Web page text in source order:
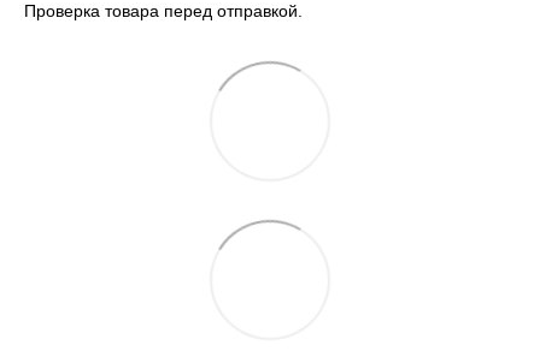
Проверка товара перед отправкой.